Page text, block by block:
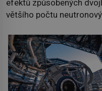
efektů způsobených
většího počtu